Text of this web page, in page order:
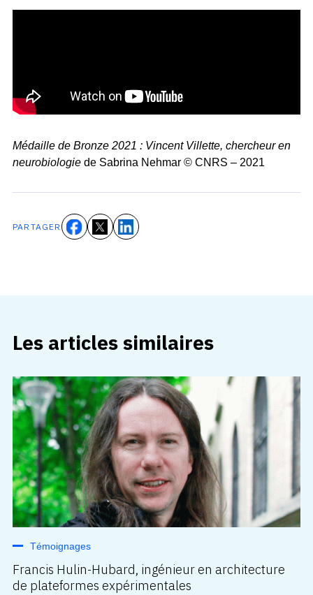
Médaille de Bronze 2021 : Vincent Villette, chercheur en
neurobiologie de Sabrina Nehmar © CNRS – 2021
PARTAGER
Les articles similaires
Témoignages
Francis Hulin-Hubard, ingénieur en architecture
de plateformes expérimentales